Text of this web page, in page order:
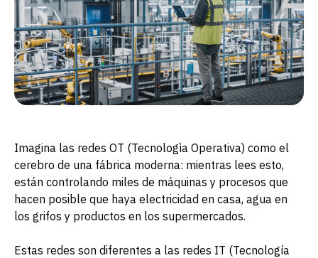
Imagina las redes OT (Tecnologìa Operativa) como el
cerebro de una fábrica moderna: mientras lees esto,
están controlando miles de máquinas y procesos que
hacen posible que haya electricidad en casa, agua en
los grifos y productos en los supermercados.
Estas redes son diferentes a las redes IT (Tecnología